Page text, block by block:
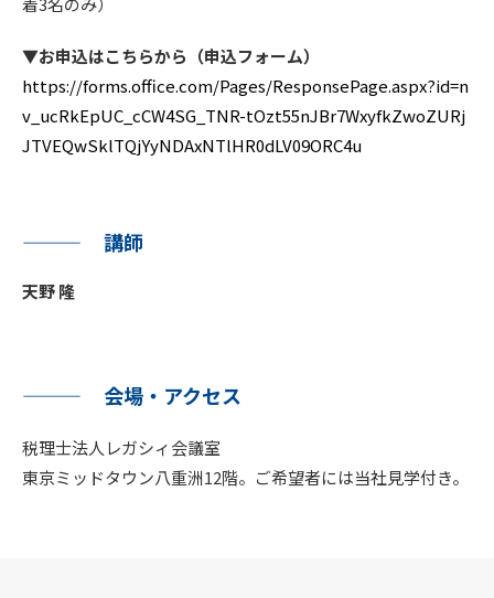
▼お申込はこちらから（申込フォーム）
https://forms.office.com/Pages/ResponsePage.aspx?id=n
v_ucRkEpUC_cCW4SG_TNR-tOzt55nJBr7WxyfkZwoZURj
JTVEQwSklTQjYyNDAxNTlHR0dLV09ORC4u
講師
天野 隆
会場・アクセス
税理士法人レガシィ会議室
東京ミッドタウン八重洲12階。ご希望者には当社見学付き。